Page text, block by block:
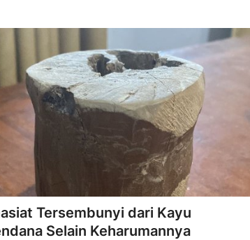
Tersembunyi dari Kayu
Selain Keharumannya